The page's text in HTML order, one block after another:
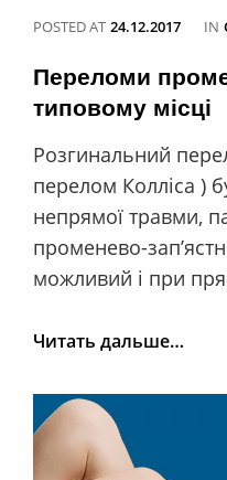
POSTED AT 24.12.2017 IN
Переломи
типовому місці
Розгинальний
перелом Колліса )
непрямої травми,
променево-
можливий і при
Читать дальше…